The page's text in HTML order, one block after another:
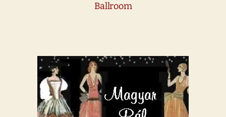
Ballroom